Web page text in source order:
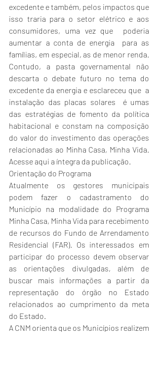
excedente e também, pelos impactos que
isso traria para o setor elétrico e aos
consumidores, uma vez que  poderia
aumentar a conta de energia  para as
famílias, em especial, as de menor renda.
Contudo, a pasta governamental não
descarta o debate futuro no tema do
excedente da energia e esclareceu que  a
instalação das placas solares  é umas
das estratégias de fomento da política
habitacional e constam na composição
do valor do investimento das operações
relacionadas ao Minha Casa, Minha Vida.
Acesse aqui a íntegra da publicação.
Orientação do Programa
Atualmente os gestores municipais
podem fazer o cadastramento do
Município na modalidade do Programa
Minha Casa, Minha Vida para recebimento
de recursos do Fundo de Arrendamento
Residencial (FAR). Os interessados em
participar do processo devem observar
as orientações divulgadas, além de
buscar mais informações a partir da
representação do órgão no Estado
relacionados ao cumprimento da meta
do Estado.
A CNM orienta que os Municípios realizem